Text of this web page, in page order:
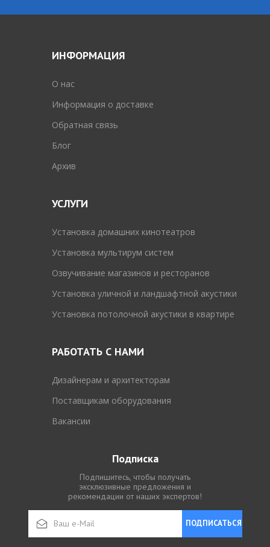
ИНФОРМАЦИЯ
O нас
Информация о доставке
Обратная связь
Блог
Архив
УСЛУГИ
Установка домашних кинотеатров
Установка мультирум систем
Озвучивание магазинов и ресторанов
Установка уличной и ландшафтной акустики
Установка потолочной акустики в квартире
РАБОТАТЬ С НАМИ
Дизайнерам и архитекторам
Поставщикам оборудования
Вакансии
Подписка
Подпишитесь, чтобы получать
эксклюзивные предложения и
рекомендации от наших экспертов!
ПОДПИСАТЬСЯ